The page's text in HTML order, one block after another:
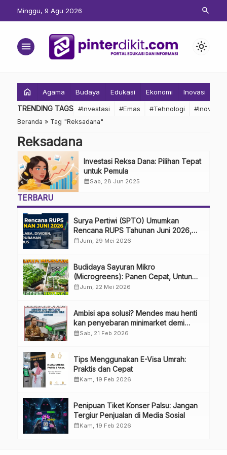
Minggu, 9 Agu 2026 search
menu light_mode
home Agama Budaya Edukasi Ekonomi Inovasi
TRENDING TAGS #Investasi #Emas #Tehnologi #Inovasi
Beranda » Tag "Reksadana"
Reksadana
Investasi Reksa Dana: Pilihan Tepat
untuk Pemula
calendar_monthSab, 28 Jun 2025
TERBARU
Surya Pertiwi (SPTO) Umumkan
Rencana RUPS Tahunan Juni 2026,
Bahas Penggunaan Laba Hingga
calendar_monthJum, 29 Mei 2026
Budidaya Sayuran Mikro
(Microgreens): Panen Cepat, Untung
Besar
calendar_monthJum, 22 Mei 2026
Ambisi apa solusi? Mendes mau henti
kan penyebaran minimarket demi
kopdes.
calendar_monthSab, 21 Feb 2026
Tips Menggunakan E-Visa Umrah:
Praktis dan Cepat
calendar_monthKam, 19 Feb 2026
Penipuan Tiket Konser Palsu: Jangan
Tergiur Penjualan di Media Sosial
calendar_monthKam, 19 Feb 2026